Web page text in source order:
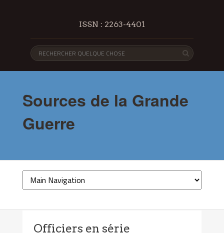
ISSN : 2263-4401
Sources de la Grande
Guerre
Officiers en série